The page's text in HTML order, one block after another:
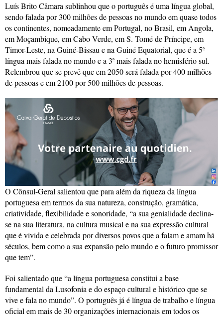
Luís Brito Câmara sublinhou que o português é uma língua global,
sendo falada por 300 milhões de pessoas no mundo em quase todos
os continentes, nomeadamente em Portugal, no Brasil, em Angola,
em Moçambique, em Cabo Verde, em S. Tomé de Príncipe, em
Timor-Leste, na Guiné-Bissau e na Guiné Equatorial, que é a 5ª
língua mais falada no mundo e a 3ª mais falada no hemisfério sul.
Relembrou que se prevê que em 2050 será falada por 400 milhões
de pessoas e em 2100 por 500 milhões de pessoas.
O Cônsul-Geral salientou que para além da riqueza da língua
portuguesa em termos da sua natureza, construção, gramática,
criatividade, flexibilidade e sonoridade, “a sua genialidade declina-
se na sua literatura, na cultura musical e na sua expressão cultural
que é vivida e celebrada por diversos povos que a falam e amam há
séculos, bem como a sua expansão pelo mundo e o futuro promissor
que tem”.
Foi salientado que “a língua portuguesa constitui a base
fundamental da Lusofonia e do espaço cultural e histórico que se
vive e fala no mundo”. O português já é língua de trabalho e língua
oficial em mais de 30 organizações internacionais em todos os